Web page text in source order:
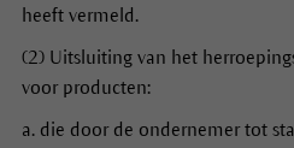
heeft vermeld.
(2) Uitsluiting van het
voor producten:
a. die door de ondernemer tot